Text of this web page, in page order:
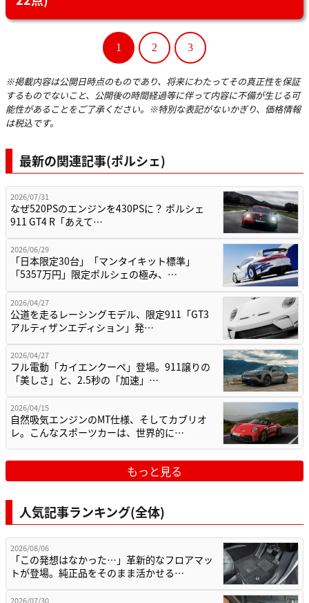
1 2 3
※掲載内容は公開日時点のものであり、将来にわたってその真正性を保証
するものでないこと、公開後の時間経過等に伴って内容に不備が生じる可
能性があることをご了承ください。※特別な表記がないかぎり、価格情報
は税込です。
最新の関連記事(ポルシェ)
2026/07/31
なぜ520PSのエンジンを430PSに？ ポルシェ
911 GT4 R「あえて…
2026/06/29
「日本限定30台」「マンタイキット標準」
「5357万円」限定ポルシェの極み、…
2026/04/27
公道を走るレーシングモデル、限定911「GT3
アルティザンエディション」発…
2026/04/27
フル電動「カイエンクーペ」登場。911譲りの
「美しさ」と、2.5秒の「加速」…
2026/04/15
自然吸気エンジンのMT仕様、そしてカブリオ
レ。こんなスポーツカーは、世界的に…
もっと見る
人気記事ランキング(全体)
2026/08/06
「この発想はなかった…」革新的なフロアマッ
トが登場。純正品をそのまま活かせる…
2026/07/30